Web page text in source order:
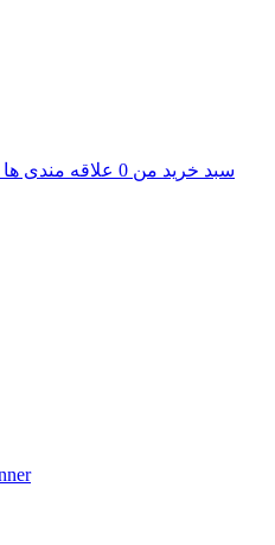
سبد خرید من 0 علاقه مندی ها